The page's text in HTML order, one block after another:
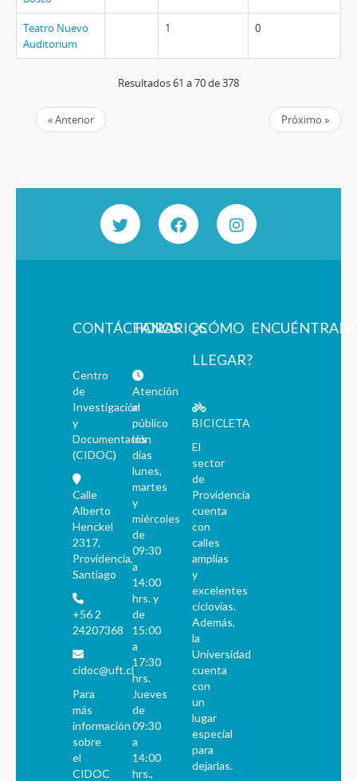
Teatro Nuevo
Auditorium
1 0
Resultados 61 a 70 de 378
« Anterior Próximo »
CONTÁCTANOS
Centro
de
Investigación
y
Documentación
(CIDOC)
Calle
Alberto
Henckel
2317,
Providencia,
Santiago
+56 2
24207368
cidoc@uft.cl
Para
más
información
sobre
el
CIDOC
HORARIOS
Atención
al
público
los
días
lunes,
martes
y
miércoles
de
09:30
a
14:00
hrs. y
de
15:00
a
17:30
hrs.
Jueves
de
09:30
a
14:00
hrs.,
¿CÓMO
LLEGAR?
BICICLETA
El
sector
de
Providencia
cuenta
con
calles
amplias
y
excelentes
ciclovías.
Además,
la
Universidad
cuenta
con
un
lugar
especial
para
dejarlas.